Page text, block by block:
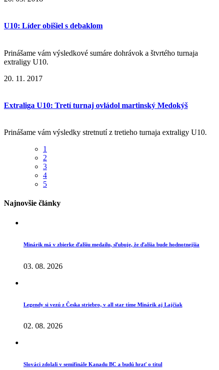
U10: Líder obišiel s debaklom
Prinášame vám výsledkové sumáre dohrávok a štvrtého turnaja
extraligy U10.
20. 11. 2017
Extraliga U10: Tretí turnaj ovládol martinský Medokýš
Prinášame vám výsledky stretnutí z tretieho turnaja extraligy U10.
1
2
3
4
5
Najnovšie články
Minárik má v zbierke ďalšiu medailu, sľubuje, že ďalšia bude hodnotnejšia
03. 08. 2026
Legendy si vezú z Česka striebro, v all star tíme Minárik aj Lajčiak
02. 08. 2026
Slováci zdolali v semifinále Kanadu BC a budú hrať o titul